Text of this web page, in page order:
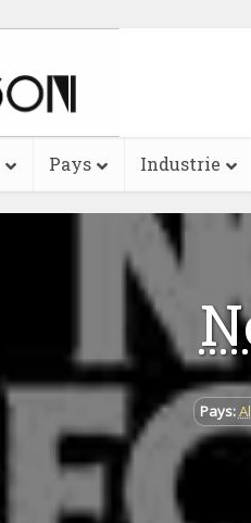
Pays Industrie
Pays: